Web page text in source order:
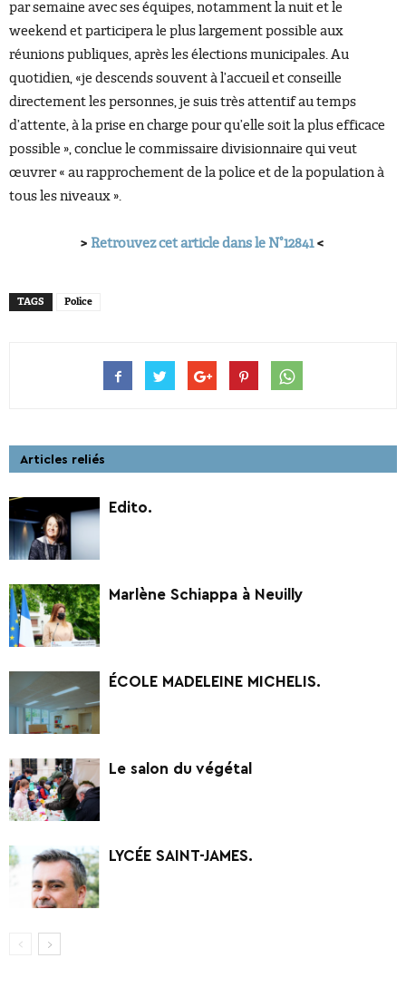
par semaine avec ses équipes, notamment la nuit et le
weekend et participera le plus largement possible aux
réunions publiques, après les élections municipales. Au
quotidien, «je descends souvent à l’accueil et conseille
directement les personnes, je suis très attentif au temps
d’attente, à la prise en charge pour qu’elle soit la plus efficace
possible », conclue le commissaire divisionnaire qui veut
œuvrer « au rapprochement de la police et de la population à
tous les niveaux ».
> Retrouvez cet article dans le N°12841<
TAGS Police
Articles reliés
Edito.
Marlène Schiappa à Neuilly
ÉCOLE MADELEINE MICHELIS.
Le salon du végétal
LYCÉE SAINT-JAMES.